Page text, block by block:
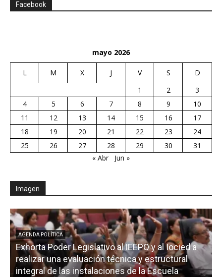
Facebook
mayo 2026
L M X J V S
D
1
2
3
4
5 6 7 8 9
10
11
12 13 14 15 16
17
18
19 20 21 22 23
24
25
26 27 28 29 30
31
« Abr
Jun »
Imagen
AGENDA POLÍTICA
Exhorta Poder Legislativo al IEEPO y al Iocied a
realizar una evaluación técnica y estructural
integral de las instalaciones de la Escuela